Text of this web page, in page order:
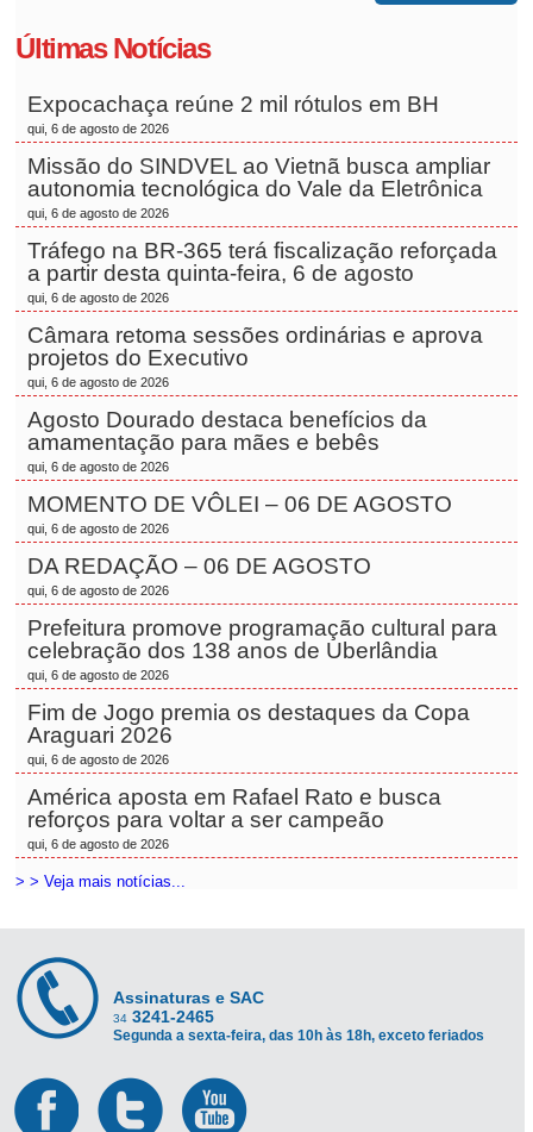
Últimas Notícias
Expocachaça reúne 2 mil rótulos em BH
qui, 6 de agosto de 2026
Missão do SINDVEL ao Vietnã busca ampliar
autonomia tecnológica do Vale da Eletrônica
qui, 6 de agosto de 2026
Tráfego na BR-365 terá fiscalização reforçada
a partir desta quinta-feira, 6 de agosto
qui, 6 de agosto de 2026
Câmara retoma sessões ordinárias e aprova
projetos do Executivo
qui, 6 de agosto de 2026
Agosto Dourado destaca benefícios da
amamentação para mães e bebês
qui, 6 de agosto de 2026
MOMENTO DE VÔLEI – 06 DE AGOSTO
qui, 6 de agosto de 2026
DA REDAÇÃO – 06 DE AGOSTO
qui, 6 de agosto de 2026
Prefeitura promove programação cultural para
celebração dos 138 anos de Uberlândia
qui, 6 de agosto de 2026
Fim de Jogo premia os destaques da Copa
Araguari 2026
qui, 6 de agosto de 2026
América aposta em Rafael Rato e busca
reforços para voltar a ser campeão
qui, 6 de agosto de 2026
> > Veja mais notícias...
Assinaturas e SAC
34 3241-2465
Segunda a sexta-feira, das 10h às 18h, exceto feriados